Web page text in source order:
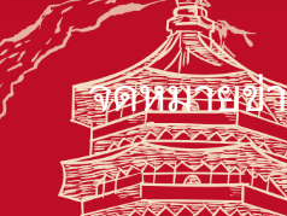
จดหมายข่